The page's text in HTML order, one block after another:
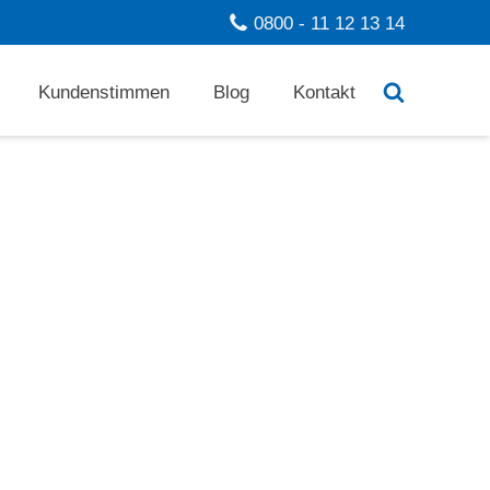
0800 - 11 12 13 14
Kundenstimmen Blog Kontakt